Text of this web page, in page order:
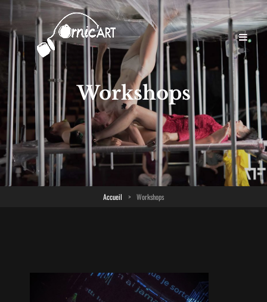
Workshops
Accueil > Workshops